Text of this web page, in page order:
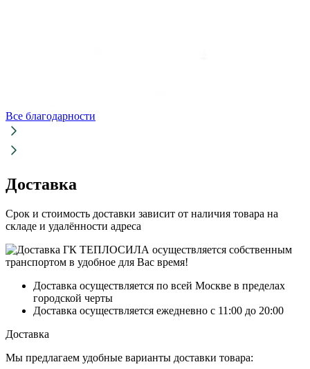
Все благодарности
Доставка
Срок и стоимость доставки зависит от наличия товара на
складе и удалённости адреса
Доставка осуществляется по всей Москве в пределах
городской черты
Доставка осуществляется ежедневно с 11:00 до 20:00
Доставка
Мы предлагаем удобные варианты доставки товара: